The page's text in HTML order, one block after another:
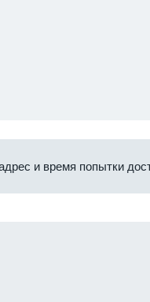
и время попытки